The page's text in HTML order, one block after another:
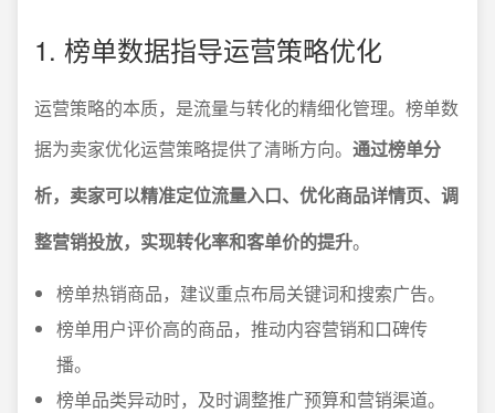
1. 榜单数据指导运营策略优化
运营策略的本质，是流量与转化的精细化管理。榜单数
据为卖家优化运营策略提供了清晰方向。 通过榜单分
析，卖家可以精准定位流量入口、优化商品详情页、调
整营销投放，实现转化率和客单价的提升。
榜单热销商品，建议重点布局关键词和搜索广告。
榜单用户评价高的商品，推动内容营销和口碑传
播。
榜单品类异动时，及时调整推广预算和营销渠道。